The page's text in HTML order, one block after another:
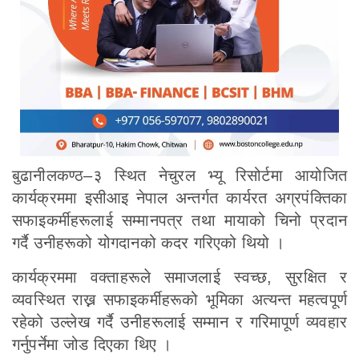
बुढानीलकण्ठ–३ स्थित नेचुरल भ्यू रिसोर्टमा आयोजित
कार्यक्रममा इसीआइ नेपाल अन्तर्गत कार्यरत अग्रपंक्तिका
सफाइकर्मीहरूलाई सम्मानपत्र तथा मायाको चिनो प्रदान
गर्दै उनीहरूको योगदानको कदर गरिएको थियो ।
कार्यक्रममा वक्ताहरूले समाजलाई स्वच्छ, सुरक्षित र
व्यवस्थित राख्न सफाइकर्मीहरूको भूमिका अत्यन्त महत्वपूर्ण
रहेको उल्लेख गर्दै उनीहरूलाई सम्मान र गरिमापूर्ण व्यवहार
गर्नुपर्नेमा जोड दिएका थिए ।